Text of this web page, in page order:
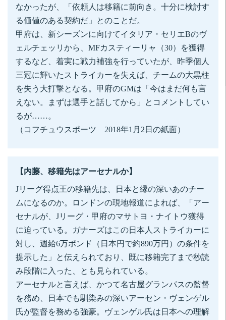
なかったが、「依頼人は移籍に前向き。十分に検討す
る価値のある契約だ」とのことだ。
甲府は、新シーズンに向けてイタリア・セリエBのヴ
ェルチェッリから、MFカスティーリャ（30）を獲得
するなど、着実に戦力補強を行っていたが、昨季個人
三冠に輝いたストライカーを失えば、チームの大黒柱
を失う大打撃となる。甲府のGMは「今はまだ何も言
えない。まずは選手と話してから」とコメントしてい
るが……。
（コフチュウスポーツ 2018年1月2日の紙面）
【内藤、移籍先はアーセナルか】
Jリーグ得点王の移籍先は、日本と縁の深いあのチー
ムになるのか。ロンドンの現地報道によれば、「アー
セナルが、Jリーグ・甲府のマサトヨ・ナイトウ獲得
に迫っている。ガナーズはこの日本人ストライカーに
対し、週給6万ポンド（日本円で約890万円）の条件を
提示した」と伝えられており、既に移籍完了まで秒読
み段階に入った、とも見られている。
アーセナルと言えば、かつて名古屋グランパスの監督
を務め、日本でも馴染みの深いアーセン・ヴェンゲル
氏が監督を務める強豪。ヴェンゲル氏は日本への理解